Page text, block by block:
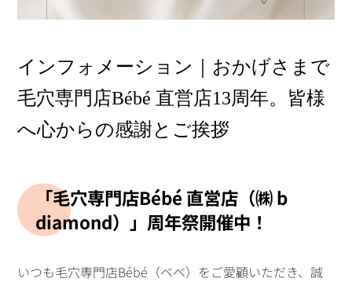
インフォメーション｜おかげさまで
毛穴専門店Bébé 直営店13周年。皆様
へ心からの感謝とご挨拶
「毛穴専門店Bébé 直営店（㈱ b
diamond）」周年祭開催中！
いつも毛穴専門店Bébé（ベベ）をご愛顧いただき、誠